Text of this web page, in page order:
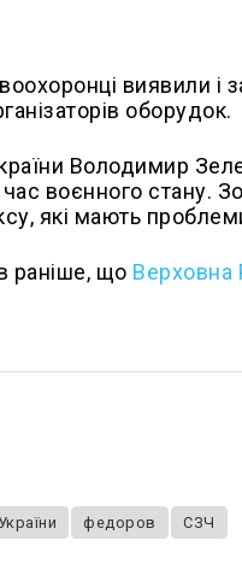
виявили і
оборудок.
Володимир
воєнного стану.
які мають
раніше, що Верховна
федоров СЗЧ